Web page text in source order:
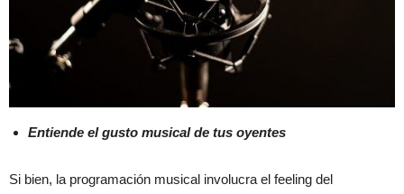
Entiende el gusto musical de tus oyentes
Si bien, la programación musical involucra el feeling del